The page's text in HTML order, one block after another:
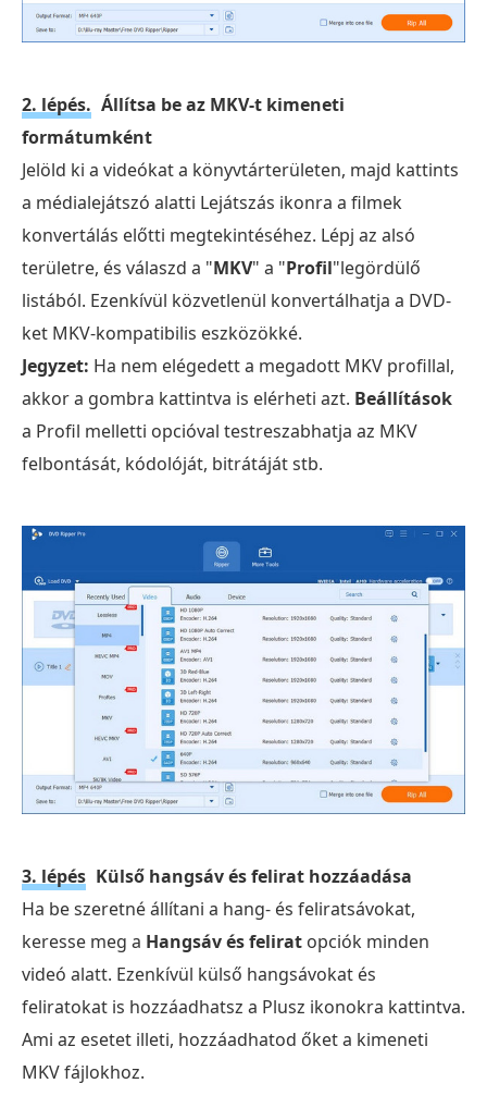
2. lépés. Állítsa be az MKV-t kimeneti
formátumként
Jelöld ki a videókat a könyvtárterületen, majd kattints
a médialejátszó alatti Lejátszás ikonra a filmek
konvertálás előtti megtekintéséhez. Lépj az alsó
területre, és válaszd a "MKV" a "Profil"legördülő
listából. Ezenkívül közvetlenül konvertálhatja a DVD-
ket MKV-kompatibilis eszközökké.
Jegyzet: Ha nem elégedett a megadott MKV profillal,
akkor a gombra kattintva is elérheti azt. Beállítások
a Profil melletti opcióval testreszabhatja az MKV
felbontását, kódolóját, bitrátáját stb.
3. lépés Külső hangsáv és felirat hozzáadása
Ha be szeretné állítani a hang- és feliratsávokat,
keresse meg a Hangsáv és felirat opciók minden
videó alatt. Ezenkívül külső hangsávokat és
feliratokat is hozzáadhatsz a Plusz ikonokra kattintva.
Ami az esetet illeti, hozzáadhatod őket a kimeneti
MKV fájlokhoz.